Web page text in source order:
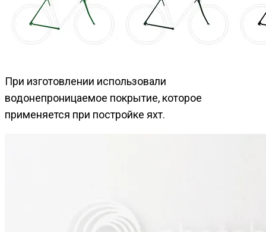
При изготовлении использовали
водонепроницаемое покрытие, которое
применяется при постройке яхт.